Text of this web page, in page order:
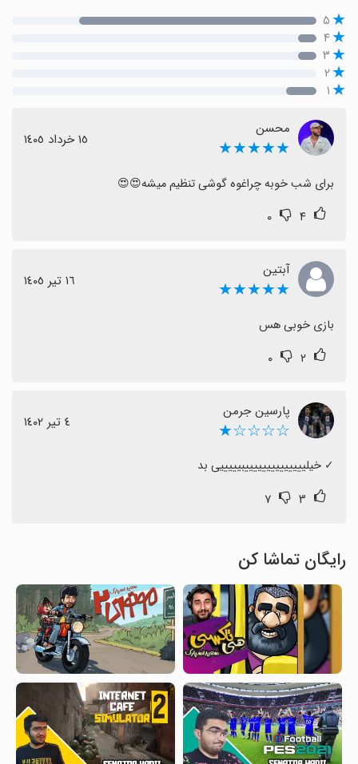
۵
۴
۳
۲
۱
محسن
★★★★★ ١٥ خرداد ١٤٠٥
برای شب خوبه چراغوه گوشی تنظیم میشه😍😍
۴ ۰
آبتین
★★★★★ ١٦ تیر ١٤٠٥
بازی خوبی ھس
۲ ۰
پارسین جرمن
☆☆☆☆★ ٤ تیر ١٤٠٢
‏✓ خیلییییییییییییییبیییییی بد
۳ ۷
رایگان تماشا کن